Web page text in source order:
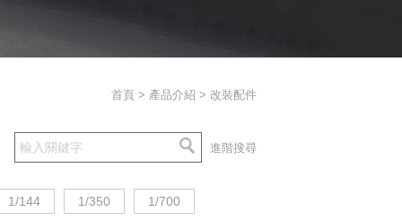
首頁 > 產品介紹 > 改裝配件
進階搜尋
1/144 1/350 1/700